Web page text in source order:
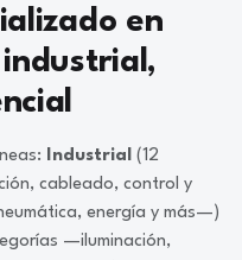
en
Industrial (12
cableado, control y
energía y más—)
—iluminación,